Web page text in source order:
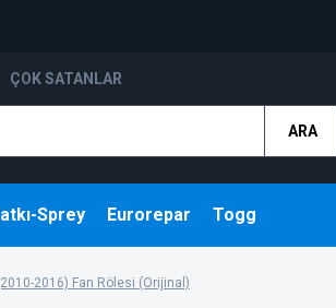
ÇOK SATANLAR
ARA
Sprey Eurorepar Togg
2016) Fan Rölesi (Orijinal)